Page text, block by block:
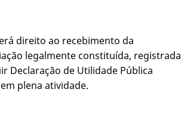
direito ao recebimento da
legalmente constituída, registrada
Declaração de Utilidade Pública
plena atividade.